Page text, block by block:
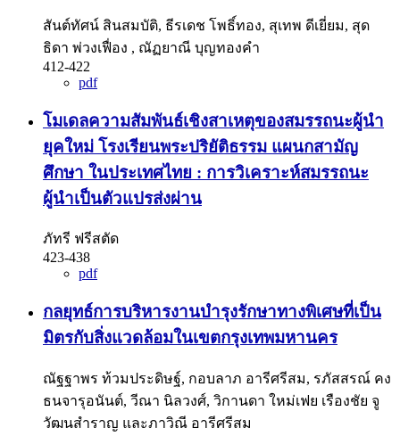
สันต์ทัศน์ สินสมบัติ, ธีรเดช โพธิ์ทอง, สุเทพ ดีเยี่ยม, สุด
ธิดา พ่วงเฟื่อง , ณัฏยาณี บุญทองคำ
412-422
pdf
โมเดลความสัมพันธ์เชิงสาเหตุของสมรรถนะผู้นำ
ยุคใหม่ โรงเรียนพระปริยัติธรรม แผนกสามัญ
ศึกษา ในประเทศไทย : การวิเคราะห์สมรรถนะ
ผู้นำเป็นตัวแปรส่งผ่าน
ภัทรี ฟรีสตัด
423-438
pdf
กลยุทธ์การบริหารงานบำรุงรักษาทางพิเศษที่เป็น
มิตรกับสิ่งแวดล้อมในเขตกรุงเทพมหานคร
ณัฐฐาพร ท้วมประดิษฐ์, กอบลาภ อารีศรีสม, รภัสสรณ์ คง
ธนจารุอนันต์, วีณา นิลวงศ์, วิกานดา ใหม่เฟย เรืองชัย จู
วัฒนสำราญ และภาวิณี อารีศรีสม